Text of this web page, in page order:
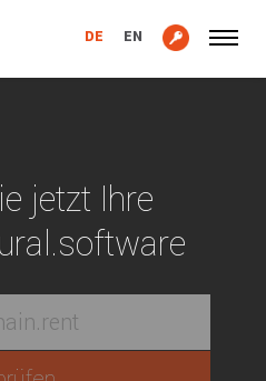
DE EN
jetzt Ihre